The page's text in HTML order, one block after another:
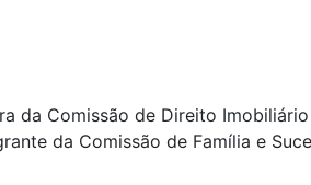
da Comissão de Direito Imobiliário
da Comissão de Família e